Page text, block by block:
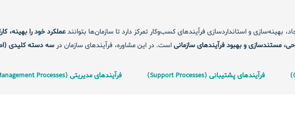
بهینه‌سازی و استانداردسازی فرآیندهای کسب‌وکار تمرکز دارد تا سازمان‌ها بتوانندعملکرد خود را بهینه،
مستندسازی و بهبود فرآیندهای سازمانیاست. در این مشاوره، فرآیندهای سازمان در سه دسته کلیدی
فرآیندهای پشتیبانی (Support Processes) فرآیندهای مدیریتی (Management Processes)